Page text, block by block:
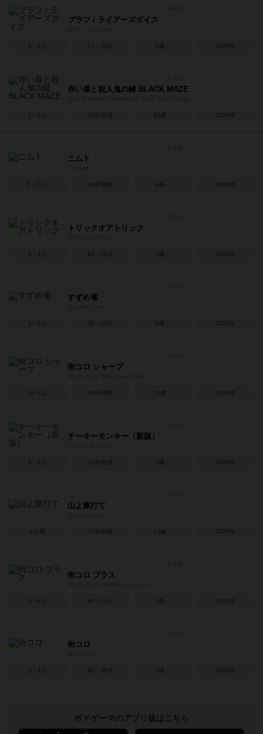
ブラフ / ライアーズダイス
2～6人 15～30分 8歳～ 1993年
赤い扉と殺人鬼の鍵 BLACK MAZE
2～6人 10分前後 10歳～ 2019年
ニムト
2～10人 30分前後 8歳～ 1994年
トリックオアトリック
2～4人 10～20分 7歳～ 2022年
すずめ雀
2～5人 30～40分 6歳～ 2018年
街コロ シャープ
2～4人 30分前後 10歳～ 2014年
チーキーモンキー（新版）
2～6人 15分前後 7歳～ 2007年
山よ脈打て
1人用 15分前後 10歳～ 2020年
街コロ プラス
2～4人 40～50分 7歳～ 2012年
街コロ
2～4人 30～40分 7歳～ 2012年
ボドゲーマのアプリ版はこちら